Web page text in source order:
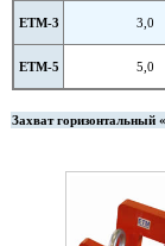
ETM-3 3,0
ETM-5 5,0
Захват